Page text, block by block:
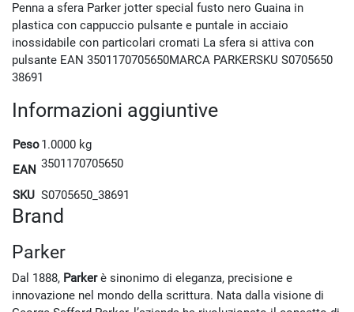
Penna a sfera Parker jotter special fusto nero Guaina in
plastica con cappuccio pulsante e puntale in acciaio
inossidabile con particolari cromati La sfera si attiva con
pulsante EAN 3501170705650MARCA PARKERSKU S0705650
38691
Informazioni aggiuntive
Peso1.0000 kg
EAN 3501170705650
SKU S0705650_38691
Brand
Parker
Dal 1888, Parkerè sinonimo di eleganza, precisione e
innovazione nel mondo della scrittura. Nata dalla visione di